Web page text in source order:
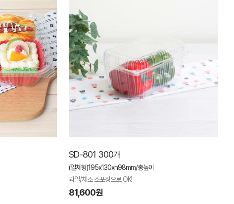
SD-801 300개
(일체형)195x130xh98mm/총높이
과일/채소 소포장으로 OK!
81,600원